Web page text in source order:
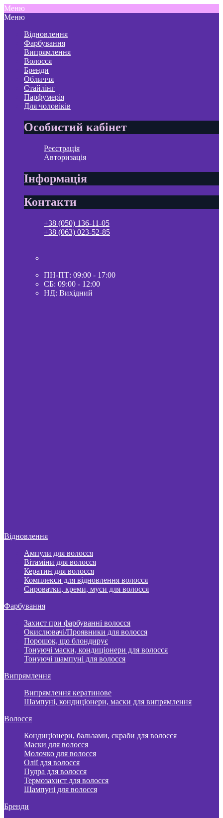
Меню
Меню
Відновлення
Фарбування
Випрямлення
Волосся
Бренди
Обличчя
Стайлінг
Парфумерія
Для чоловіків
Особистий кабінет
Реєстрація
Авторизація
Інформація
Контакти
+38 (050) 136-11-05
+38 (063) 023-52-85
ПН-ПТ: 09:00 - 17:00
СБ: 09:00 - 12:00
НД: Вихідний
Відновлення
Ампули для волосся
Вітаміни для волосся
Кератин для волосся
Комплекси для відновлення волосся
Сироватки, креми, муси для волосся
Фарбування
Захист при фарбуванні волосся
Окислювачі/Проявники для волосся
Порошок, що блондирує
Тонуючі маски, кондиціонери для волосся
Тонуючі шампуні для волосся
Випрямлення
Випрямлення кератинове
Шампуні, кондиціонери, маски для випрямлення
Волосся
Кондиціонери, бальзами, скраби для волосся
Маски для волосся
Молочко для волосся
Олії для волосся
Пудра для волосся
Термозахист для волосся
Шампуні для волосся
Бренди